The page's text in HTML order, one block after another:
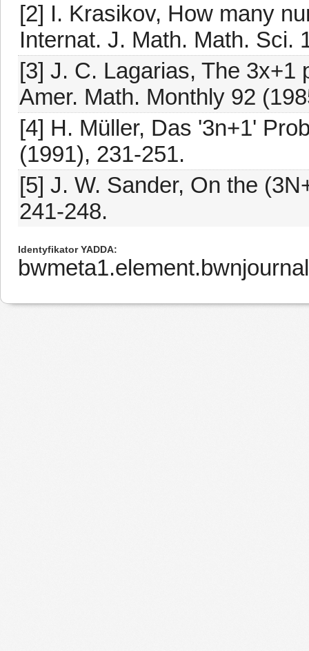
[2] I. Krasikov, How many
Internat. J. Math. Math. Sci.
[3] J. C. Lagarias, The 3x+1
Amer. Math. Monthly 92
[4] H. Müller, Das '3n+1'
(1991), 231-251.
[5] J. W. Sander, On the
241-248.
Identyfikator YADDA